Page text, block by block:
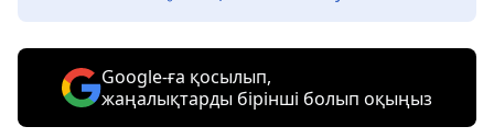
Google-ға қосылып,
жаңалықтарды бірінші болып оқыңыз